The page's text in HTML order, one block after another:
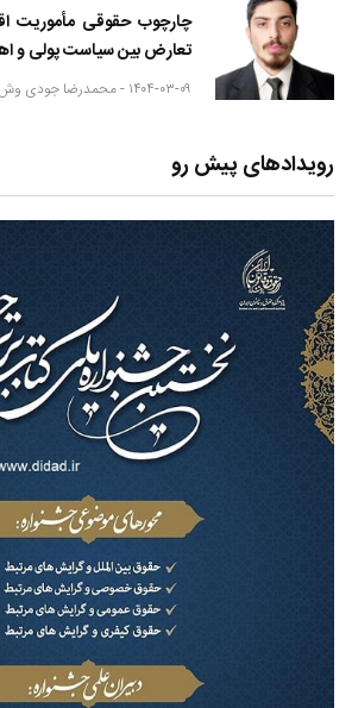
چارچوب حقوقی مأموریت
تعارض بین سیاست پولی و
۱۴۰۴-۰۳-۰۹ - محمدرضا جودی
رویدادهای پیش رو